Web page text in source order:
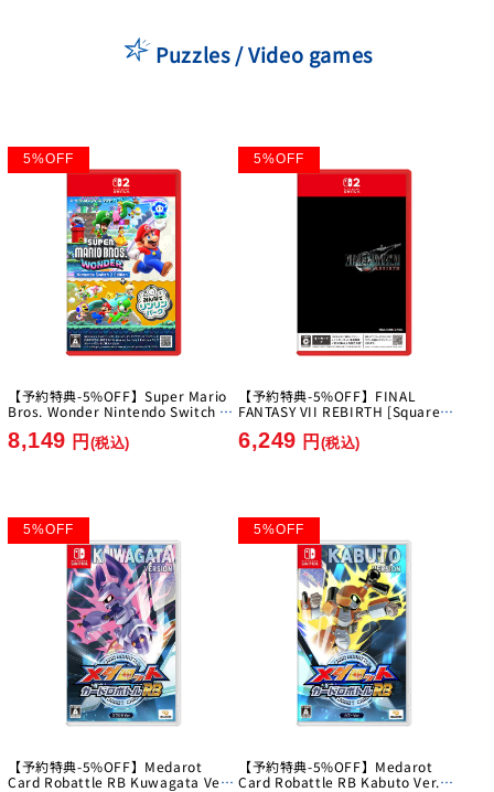
Puzzles / Video games
5%OFF
【予約特典-5%OFF】Super Mario
Bros. Wonder Nintendo Switch 2
Park [Nintendo][Switch2]
8,149 円 (税込)
5%OFF
【予約特典-5%OFF】FINAL
FANTASY VII REBIRTH [Square
6,249 円 (税込)
5%OFF
【予約特典-5%OFF】Medarot
Card Robattle RB Kuwagata Ver.
5%OFF
【予約特典-5%OFF】Medarot
Card Robattle RB Kabuto Ver.